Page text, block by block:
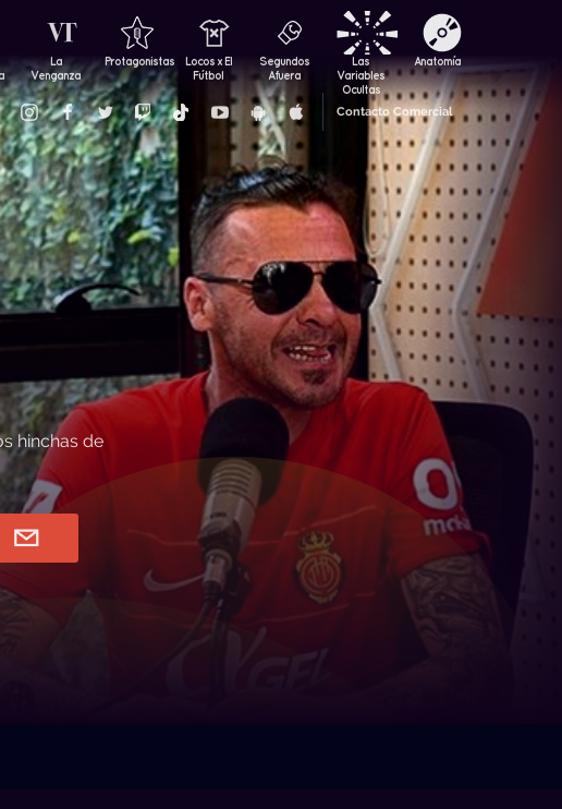
La
Venganza
Protagonistas
Locos x El
Fútbol
Segundos
Afuera
Las
Variables
Ocultas
Anatomía
Contacto Comercial
hinchas de